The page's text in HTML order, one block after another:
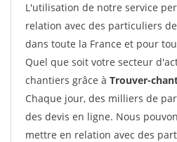
L'utilisation de notre service
relation avec des particuliers
dans toute la France et pour
Quel que soit votre secteur
chantiers grâce à Trouver-
Chaque jour, des milliers de
des devis en ligne. Nous
mettre en relation avec des